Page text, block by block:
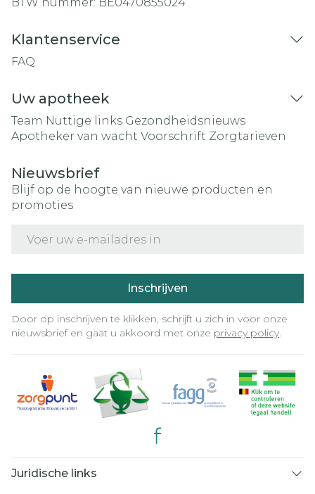
Klantenservice
FAQ
Uw apotheek
Team Nuttige links Gezondheidsnieuws
Apotheker van wacht Voorschrift Zorgtarieven
Nieuwsbrief
Blijf op de hoogte van nieuwe producten en
promoties
Inschrijven
Door op inschrijven te klikken, schrijft u zich in voor onze
nieuwsbrief en gaat u akkoord met onze privacy policy.
Juridische links